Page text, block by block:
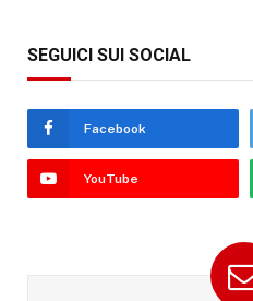
SEGUICI SUI SOCIAL
Facebook
YouTube